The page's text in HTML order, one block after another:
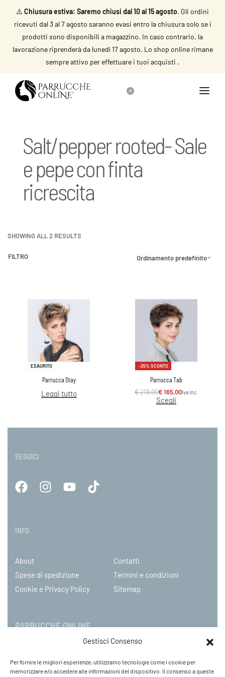
Gestisci Consenso
Per fornire le migliori esperienze, utilizziamo tecnologie come i cookie per
memorizzare e/o accedere alle informazioni del dispositivo. Il consenso a queste
⚠️ Chiusura estiva: Saremo chiusi dal 10 al 15 agosto. Gli ordini
ricevuti dal 3 al 7 agosto saranno evasi entro la chiusura solo se i
prodotti sono disponibili a magazzino. In caso contrario, la
lavorazione riprenderà da lunedì 17 agosto. Lo shop online rimane
sempre attivo per effettuare i tuoi acquisti .
0
Salt/pepper rooted- Sale
e pepe con finta
ricrescita
SHOWING ALL 2 RESULTS
Ordinamento predefinito
FILTRO
ESAURITO
Parrucca Stay
Leggi tutto
-25% SCONTO
Parrucca Tab
€219,00€165,00Iva Inc.
Scegli
SEGUICI
INFO
About
Contatti
Spese di spedizione
Termini e condizioni
Cookie e Privacy Policy
Sitemap
PARRUCCHE ONLINE
C.so Mazzini 31, NOVARA – Italy